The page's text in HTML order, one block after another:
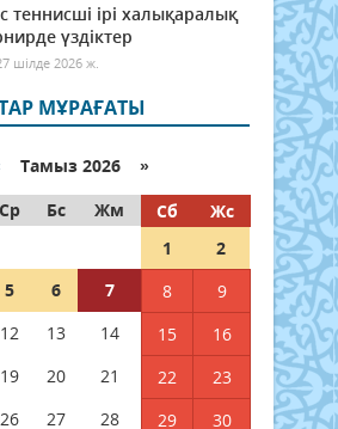
теннисші ірі халықаралық
үздіктер
шілде 2026 ж.
МҰРАҒАТЫ
Тамыз 2026 »
Ср Бс Жм Сб
Жс
1
2
5 6 7 8
9
12 13 14 15
16
19 20 21 22
23
26 27 28 29 30